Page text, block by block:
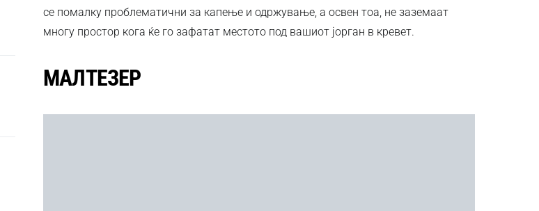
се помалку проблематични за капење и одржување, а освен тоа, не заземаат
многу простор кога ќе го зафатат местото под вашиот јорган в кревет.
МАЛТЕЗЕР